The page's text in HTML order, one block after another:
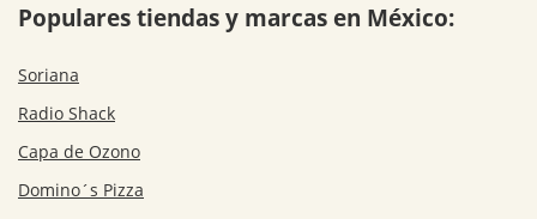
Populares tiendas y marcas en México:
Soriana
Radio Shack
Capa de Ozono
Domino´s Pizza